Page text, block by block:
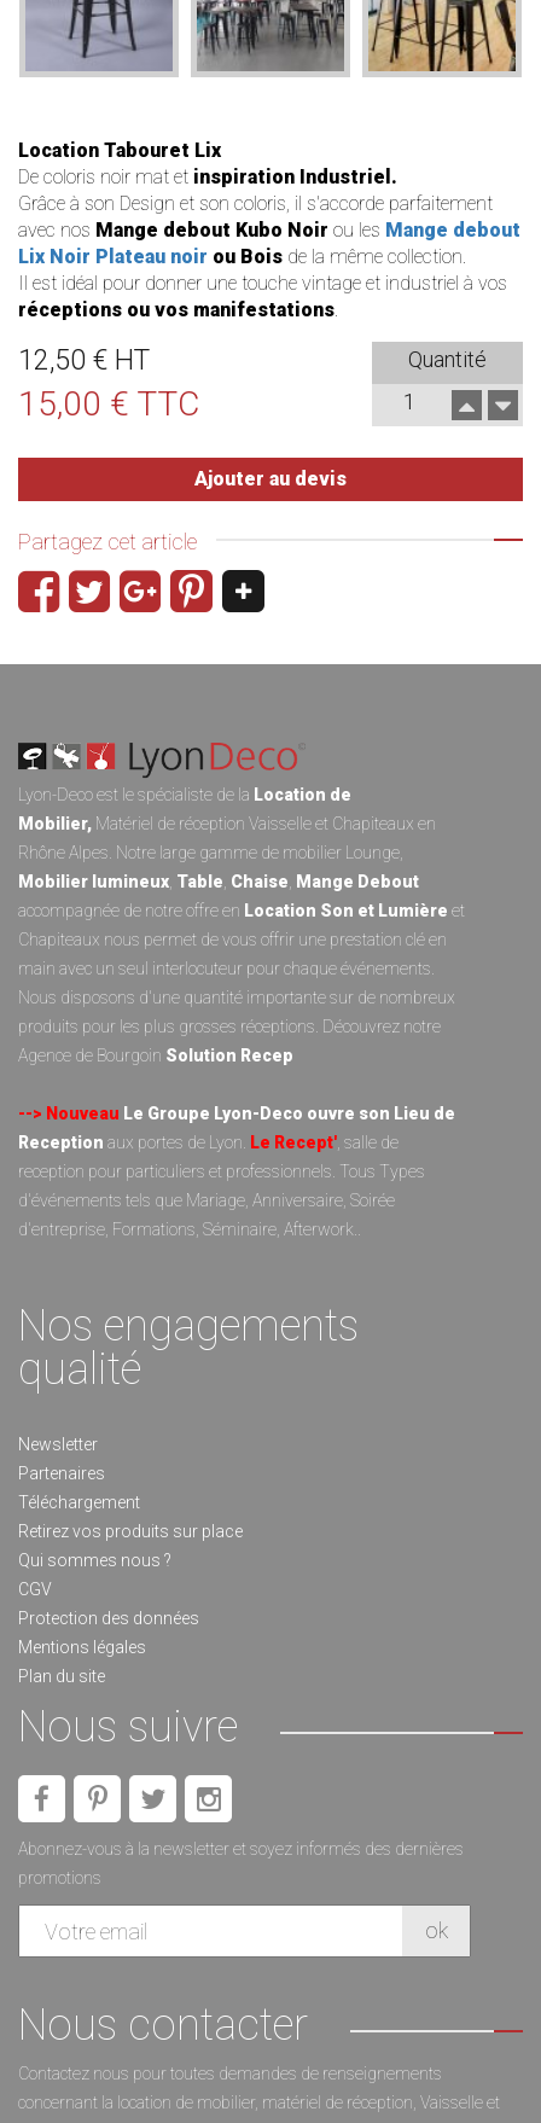
Location Tabouret Lix
De coloris noir mat et inspiration Industriel.
Grâce à son Design et son coloris, il s'accorde parfaitement
avec nos Mange debout Kubo Noir ou les Mange debout
Lix Noir Plateau noir ou Bois de la même collection.
Il est idéal pour donner une touche vintage et industriel à vos
réceptions ou vos manifestations.
12,50 € HT
15,00 € TTC
Quantité
Ajouter au devis
Partagez cet article
Lyon-Deco est le spécialiste de la Location de
Mobilier, Matériel de réception Vaisselleet Chapiteaux en
Rhône Alpes. Notre large gamme de mobilier Lounge
Mobilier lumineux Table Chaise
Mange Debout
accompagnée de notre offre en Location Son et Lumière et
Chapiteaux nous permet de vous offrir une prestation clé en
main avec un seul interlocuteur pour chaque événements.
Nous disposons d'une quantité importante sur de nombreux
produits pour les plus grosses réceptions. Découvrez notre
Agence de Bourgoin Solution Recep
--> Nouveau Le Groupe Lyon-Deco ouvre son Lieu de
Reception aux portes de Lyon. Le Recept' , salle de
reception pour particuliers et professionnels. Tous Types
d'événements tels que Mariage, Anniversaire, Soirée
d'entreprise, Formations, Séminaire, Afterwork..
Nos engagements
qualité
Newsletter
Partenaires
Téléchargement
Retirez vos produits sur place
Qui sommes nous ?
CGV
Protection des données
Mentions légales
Plan du site
Nous suivre
Abonnez-vous à la newsletter et soyez informés des dernières
promotions
Nous contacter
Contactez nous pour toutes demandes de renseignements
concernant la location de mobilier, matériel de réception, Vaisselle et